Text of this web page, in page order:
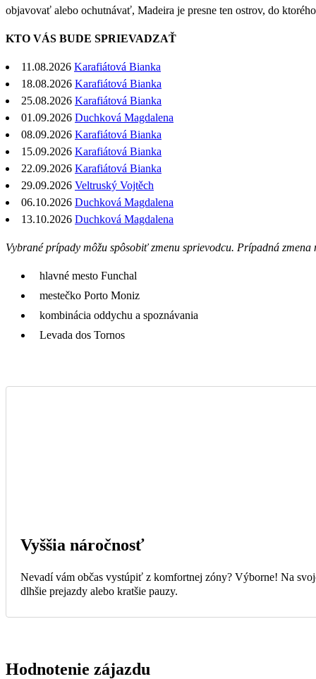
objavovať alebo ochutnávať, Madeira je presne ten ostrov, do
KTO VÁS BUDE SPRIEVADZAŤ
11.08.2026 Karafiátová Bianka
18.08.2026 Karafiátová Bianka
25.08.2026 Karafiátová Bianka
01.09.2026 Duchková Magdalena
08.09.2026 Karafiátová Bianka
15.09.2026 Karafiátová Bianka
22.09.2026 Karafiátová Bianka
29.09.2026 Veltruský Vojtěch
06.10.2026 Duchková Magdalena
13.10.2026 Duchková Magdalena
Vybrané prípady môžu spôsobiť zmenu sprievodcu. Prípadná
hlavné mesto Funchal
mestečko Porto Moniz
kombinácia oddychu a spoznávania
Levada dos Tornos
Vyššia náročnosť
Nevadí vám občas vystúpiť z komfortnej zóny? Výborne! Na
dlhšie prejazdy alebo kratšie pauzy.
Hodnotenie zájazdu